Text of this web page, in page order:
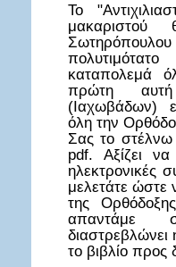
Το
μακαριστού
καταπολεμά
πρώτη
(Ιαχωβάδων)
όλη την
Σας το
pdf. Αξίζει
ηλεκτρονικές
μελετάτε ώστε
της
απαντάμε
διαστρεβλώνει
το βιβλίο